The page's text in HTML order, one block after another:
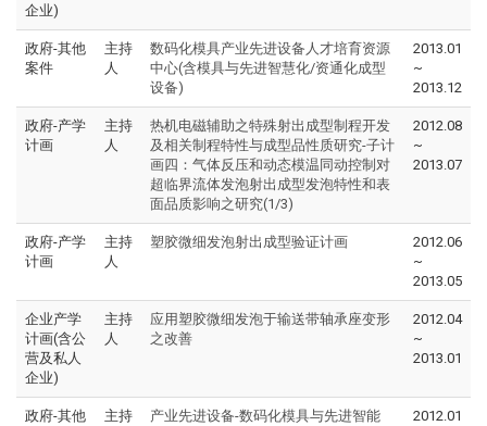
企业)
政府-其他
案件
主持
人
数码化模具产业先进设备人才培育资源
中心(含模具与先进智慧化/资通化成型
设备)
2013.01
~
2013.12
政府-产学
计画
主持
人
热机电磁辅助之特殊射出成型制程开发
及相关制程特性与成型品性质研究-子计
画四：气体反压和动态模温同动控制对
超临界流体发泡射出成型发泡特性和表
面品质影响之研究(1/3)
2012.08
~
2013.07
政府-产学
计画
主持
人
塑胶微细发泡射出成型验证计画
2012.06
~
2013.05
企业产学
计画(含公
营及私人
企业)
主持
人
应用塑胶微细发泡于输送带轴承座变形
之改善
2012.04
~
2013.01
政府-其他
主持
产业先进设备-数码化模具与先进智能
2012.01